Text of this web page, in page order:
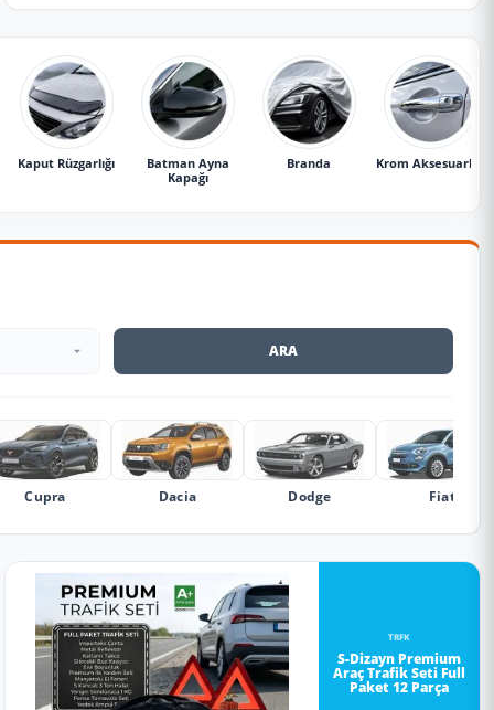
Kaput Rüzgarlığı
Batman Ayna
Kapağı
Branda Krom Aksesuarlar
ARA
Cupra Dacia Dodge Fiat
TRFK
S-Dizayn Premium
Araç Trafik Seti Full
Paket 12 Parça